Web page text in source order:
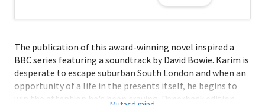
The publication of this award-winning novel inspired a
BBC series featuring a soundtrack by David Bowie. Karim is
desperate to escape suburban South London and when an
opportunity of a life in the presents itself, he begins to
win the attention he's been craving. Paperback edition.